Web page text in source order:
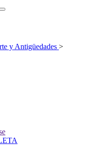
y Antigüedades >